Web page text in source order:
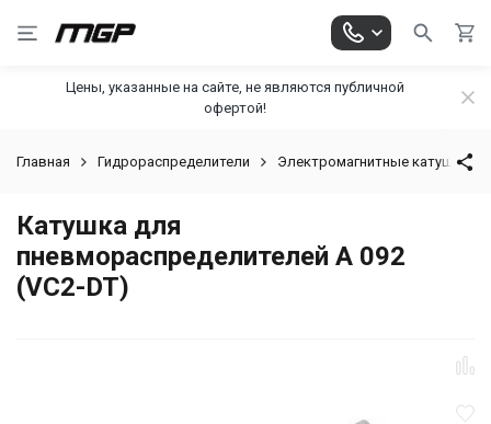
Цены, указанные на сайте, не являются публичной
офертой!
Главная Гидрораспределители Электромагнитные катушки
Катушка для
пневмораспределителей А 092
(VC2-DT)